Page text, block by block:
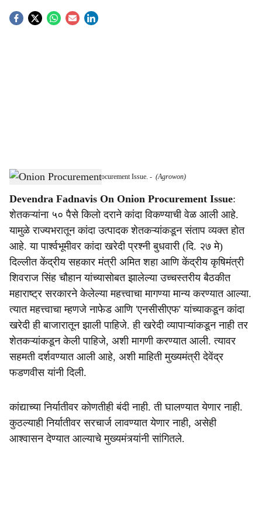
S
a
r
e
Devendra Fadnavis On Onion Procurement Issue. - (Agrowon)
Devendra Fadnavis On Onion Procurement Issue:
शेतकऱ्यांना ५० पैसे किलो दराने कांदा विकण्याची वेळ आली आहे.
यामुळे राज्यभरातून कांदा उत्पादक शेतकऱ्यांकडून संताप व्यक्त होत
आहे. या पार्श्वभूमीवर कांदा खरेदी प्रश्नी बुधवारी (दि. २७ मे)
दिल्लीत केंद्रीय सहकार मंत्री अमित शहा आणि केंद्रीय कृषिमंत्री
शिवराज सिंह चौहान यांच्यासोबत झालेल्या उच्चस्तरीय बैठकीत
महाराष्ट्र सरकारने केलेल्या महत्त्वाचा मागण्या मान्य करण्यात आल्या.
त्यात महत्त्वाचा म्हणजे नाफेड आणि 'एनसीसीएफ' यांच्याकडून कांदा
खरेदी ही बाजारातून झाली पाहिजे. ही खरेदी व्यापाऱ्यांकडून नाही तर
शेतकऱ्यांकडून केली पाहिजे, अशी मागणी करण्यात आली. त्यावर
सहमती दर्शवण्यात आली आहे, अशी माहिती मुख्यमंत्री देवेंद्र
फडणवीस यांनी दिली.
कांद्याच्या निर्यातीवर कोणतीही बंदी नाही. ती घालण्यात येणार नाही.
कुठल्याही निर्यातीवर सरचार्ज लावण्यात येणार नाही, असेही
आश्वासन देण्यात आल्याचे मुख्यमंत्र्यांनी सांगितले.